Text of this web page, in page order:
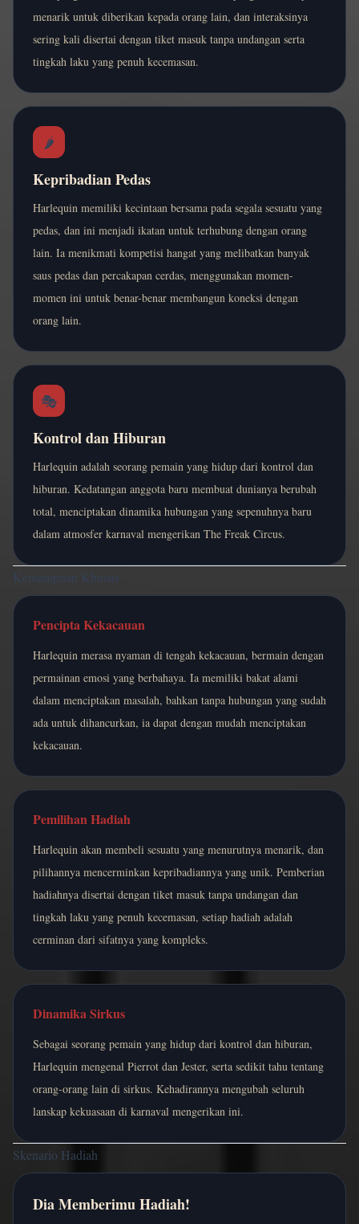
menarik untuk diberikan kepada orang lain, dan interaksinya
sering kali disertai dengan tiket masuk tanpa undangan serta
tingkah laku yang penuh kecemasan.
🌶️
Kepribadian Pedas
Harlequin memiliki kecintaan bersama pada segala sesuatu yang
pedas, dan ini menjadi ikatan untuk terhubung dengan orang
lain. Ia menikmati kompetisi hangat yang melibatkan banyak
saus pedas dan percakapan cerdas, menggunakan momen-
momen ini untuk benar-benar membangun koneksi dengan
orang lain.
🎭
Kontrol dan Hiburan
Harlequin adalah seorang pemain yang hidup dari kontrol dan
hiburan. Kedatangan anggota baru membuat dunianya berubah
total, menciptakan dinamika hubungan yang sepenuhnya baru
dalam atmosfer karnaval mengerikan The Freak Circus.
Kemampuan Khusus
Pencipta Kekacauan
Harlequin merasa nyaman di tengah kekacauan, bermain dengan
permainan emosi yang berbahaya. Ia memiliki bakat alami
dalam menciptakan masalah, bahkan tanpa hubungan yang sudah
ada untuk dihancurkan, ia dapat dengan mudah menciptakan
kekacauan.
Pemilihan Hadiah
Harlequin akan membeli sesuatu yang menurutnya menarik, dan
pilihannya mencerminkan kepribadiannya yang unik. Pemberian
hadiahnya disertai dengan tiket masuk tanpa undangan dan
tingkah laku yang penuh kecemasan, setiap hadiah adalah
cerminan dari sifatnya yang kompleks.
Dinamika Sirkus
Sebagai seorang pemain yang hidup dari kontrol dan hiburan,
Harlequin mengenal Pierrot dan Jester, serta sedikit tahu tentang
orang-orang lain di sirkus. Kehadirannya mengubah seluruh
lanskap kekuasaan di karnaval mengerikan ini.
Skenario Hadiah
Dia Memberimu Hadiah!